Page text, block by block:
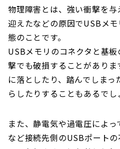
物理障害とは、強い衝撃を
迎えたなどの原因でUSBメ
態のことです。
USBメモリのコネクタと基
撃でも破損することがありま
に落としたり、踏んでしま
らしたりすることもあるでし
また、静電気や過電圧によ
など接続先側のUSBポート